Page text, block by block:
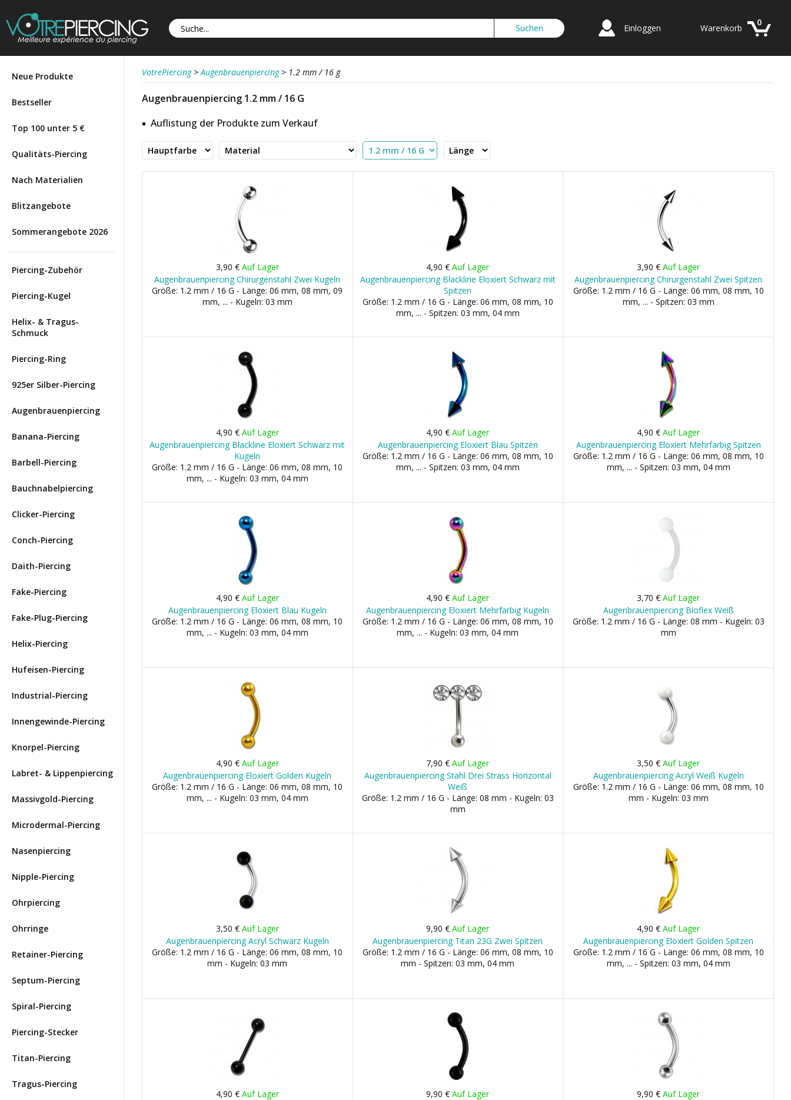
Einloggen
0
Warenkorb
Neue Produkte
Bestseller
Top 100 unter 5 €
Qualitäts-Piercing
Nach Materialien
Blitzangebote
Sommerangebote 2026
Piercing-Zubehör
Piercing-Kugel
Helix- & Tragus-
Schmuck
Piercing-Ring
925er Silber-Piercing
Augenbrauenpiercing
Banana-Piercing
Barbell-Piercing
Bauchnabelpiercing
Clicker-Piercing
Conch-Piercing
Daith-Piercing
Fake-Piercing
Fake-Plug-Piercing
Helix-Piercing
Hufeisen-Piercing
Industrial-Piercing
Innengewinde-Piercing
Knorpel-Piercing
Labret- & Lippenpiercing
Massivgold-Piercing
Microdermal-Piercing
Nasenpiercing
Nipple-Piercing
Ohrpiercing
Ohrringe
Retainer-Piercing
Septum-Piercing
Spiral-Piercing
Piercing-Stecker
Titan-Piercing
Tragus-Piercing
VotrePiercing > Augenbrauenpiercing > 1.2 mm / 16 g
Augenbrauenpiercing 1.2 mm / 16 G
Auflistung der Produkte zum Verkauf
3,90 € Auf Lager
Augenbrauenpiercing Chirurgenstahl Zwei Kugeln
Größe: 1.2 mm / 16 G - Länge: 06 mm, 08 mm, 09
mm, ... - Kugeln: 03 mm
4,90 €Auf Lager
Augenbrauenpiercing Blackline Eloxiert Schwarz mit
Spitzen
Größe: 1.2 mm / 16 G - Länge: 06 mm, 08 mm, 10
mm, ... - Spitzen: 03 mm, 04 mm
3,90 €Auf Lager
Augenbrauenpiercing Chirurgenstahl Zwei Spitzen
Größe: 1.2 mm / 16 G - Länge: 06 mm, 08 mm, 10
mm, ... - Spitzen: 03 mm
4,90 € Auf Lager
Augenbrauenpiercing Blackline Eloxiert Schwarz mit
Kugeln
Größe: 1.2 mm / 16 G - Länge: 06 mm, 08 mm, 10
mm, ... - Kugeln: 03 mm, 04 mm
4,90 €Auf Lager
Augenbrauenpiercing Eloxiert Blau Spitzen
Größe: 1.2 mm / 16 G - Länge: 06 mm, 08 mm, 10
mm, ... - Spitzen: 03 mm, 04 mm
4,90 €Auf Lager
Augenbrauenpiercing Eloxiert Mehrfarbig Spitzen
Größe: 1.2 mm / 16 G - Länge: 06 mm, 08 mm, 10
mm, ... - Spitzen: 03 mm, 04 mm
4,90 € Auf Lager
Augenbrauenpiercing Eloxiert Blau Kugeln
Größe: 1.2 mm / 16 G - Länge: 06 mm, 08 mm, 10
mm, ... - Kugeln: 03 mm, 04 mm
4,90 €Auf Lager
Augenbrauenpiercing Eloxiert Mehrfarbig Kugeln
Größe: 1.2 mm / 16 G - Länge: 06 mm, 08 mm, 10
mm, ... - Kugeln: 03 mm, 04 mm
3,70 €Auf Lager
Augenbrauenpiercing Bioflex Weiß
Größe: 1.2 mm / 16 G - Länge: 08 mm - Kugeln: 03
mm
4,90 € Auf Lager
Augenbrauenpiercing Eloxiert Golden Kugeln
Größe: 1.2 mm / 16 G - Länge: 06 mm, 08 mm, 10
mm, ... - Kugeln: 03 mm, 04 mm
7,90 €Auf Lager
Augenbrauenpiercing Stahl Drei Strass Horizontal
Weiß
Größe: 1.2 mm / 16 G - Länge: 08 mm - Kugeln: 03
mm
3,50 €Auf Lager
Augenbrauenpiercing Acryl Weiß Kugeln
Größe: 1.2 mm / 16 G - Länge: 06 mm, 08 mm, 10
mm - Kugeln: 03 mm
3,50 € Auf Lager
Augenbrauenpiercing Acryl Schwarz Kugeln
Größe: 1.2 mm / 16 G - Länge: 06 mm, 08 mm, 10
mm - Kugeln: 03 mm
9,90 €Auf Lager
Augenbrauenpiercing Titan 23G Zwei Spitzen
Größe: 1.2 mm / 16 G - Länge: 06 mm, 08 mm, 10
mm - Spitzen: 03 mm, 04 mm
4,90 €Auf Lager
Augenbrauenpiercing Eloxiert Golden Spitzen
Größe: 1.2 mm / 16 G - Länge: 06 mm, 08 mm, 10
mm, ... - Spitzen: 03 mm, 04 mm
4,90 € Auf Lager
9,90 €Auf Lager
9,90 €Auf Lager